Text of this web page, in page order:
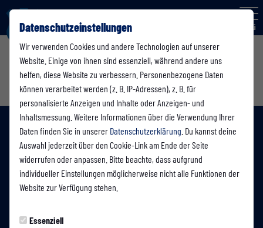
Datenschutzeinstellungen
Wir verwenden Cookies und andere Technologien auf unserer
Website. Einige von ihnen sind essenziell, während andere uns
helfen, diese Website zu verbessern. Personenbezogene Daten
können verarbeitet werden (z. B. IP-Adressen), z. B. für
personalisierte Anzeigen und Inhalte oder Anzeigen- und
Inhaltsmessung. Weitere Informationen über die Verwendung Ihrer
Daten finden Sie in unserer Datenschutzerklärung . Du kannst deine
Auswahl jederzeit über den Cookie-Link am Ende der Seite
widerrufen oder anpassen. Bitte beachte, dass aufgrund
individueller Einstellungen möglicherweise nicht alle Funktionen der
Website zur Verfügung stehen.
Essenziell
Menü